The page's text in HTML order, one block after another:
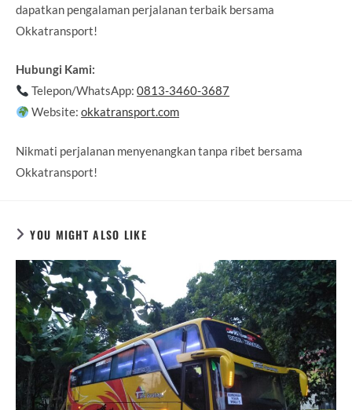
dapatkan pengalaman perjalanan terbaik bersama
Okkatransport!
Hubungi Kami:
Telepon/WhatsApp:0813-3460-3687
Website:okkatransport.com
Nikmati perjalanan menyenangkan tanpa ribet bersama
Okkatransport!
YOU MIGHT ALSO LIKE